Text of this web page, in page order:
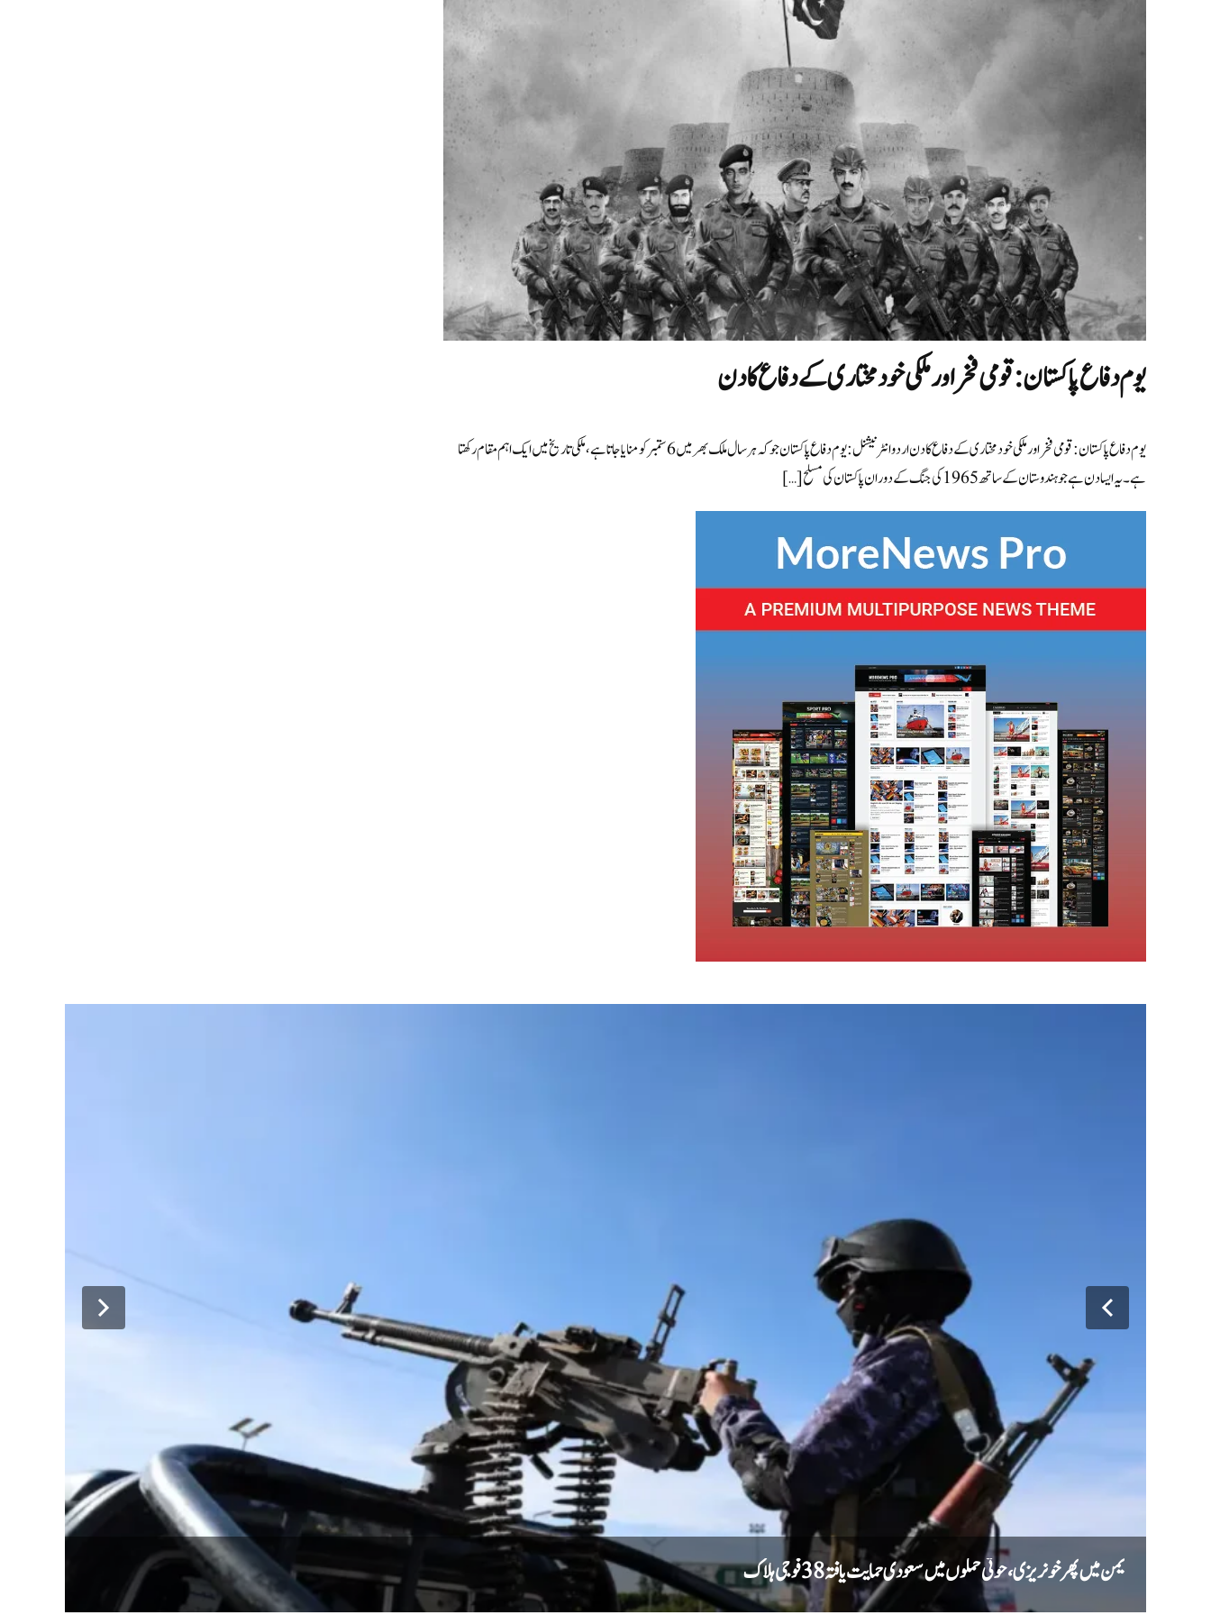
یوم دفاع پاکستان: قومی فخر اور ملکی خود مختاری کے دفاع کا دن
یوم دفاع پاکستان: قومی فخر اور ملکی خود مختاری کے دفاع کا دن اردو انٹرنیشنل :یوم دفاع پاکستان جو کہ ہر سال ملک بھر میں 6 ستمبر کو منایا جاتا ہے، ملکی تاریخ میں ایک اہم مقام رکھتا
ہے۔ یہ ایسا دن ہے جو ہندوستان کے ساتھ 1965 کی جنگ کے دوران پاکستان کی مسلح […]
یمن میں پھر خونریزی، حوثی حملوں میں سعودی حمایت یافتہ 38 فوجی ہلاک